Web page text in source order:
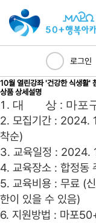
로그인
10월 열린강좌 '건강한 식생활'
상품 상세설명
1. 대 상 : 마포
2. 모집기간 : 2024.
착순)
3. 교육일정 :
4. 교육장소 : 합정동
5. 교육비용 : 무료 (
한이 있을 수 있음)
6. 지원방법 : 마포